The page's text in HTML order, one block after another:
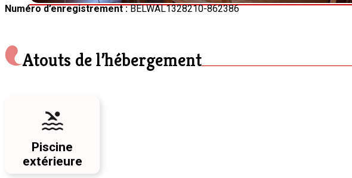
Numéro d’enregistrement :BELWAL1328210-862386
Atouts de l’hébergement
Piscine
extérieure